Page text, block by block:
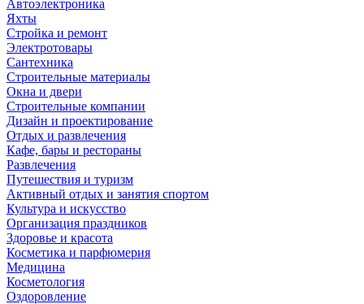
Автоэлектроника
Яхты
Стройка и ремонт
Электротовары
Сантехника
Строительные материалы
Окна и двери
Строительные компании
Дизайн и проектирование
Отдых и развлечения
Кафе, бары и рестораны
Развлечения
Путешествия и туризм
Активный отдых и занятия спортом
Культура и искусство
Организация праздников
Здоровье и красота
Косметика и парфюмерия
Медицина
Косметология
Оздоровление